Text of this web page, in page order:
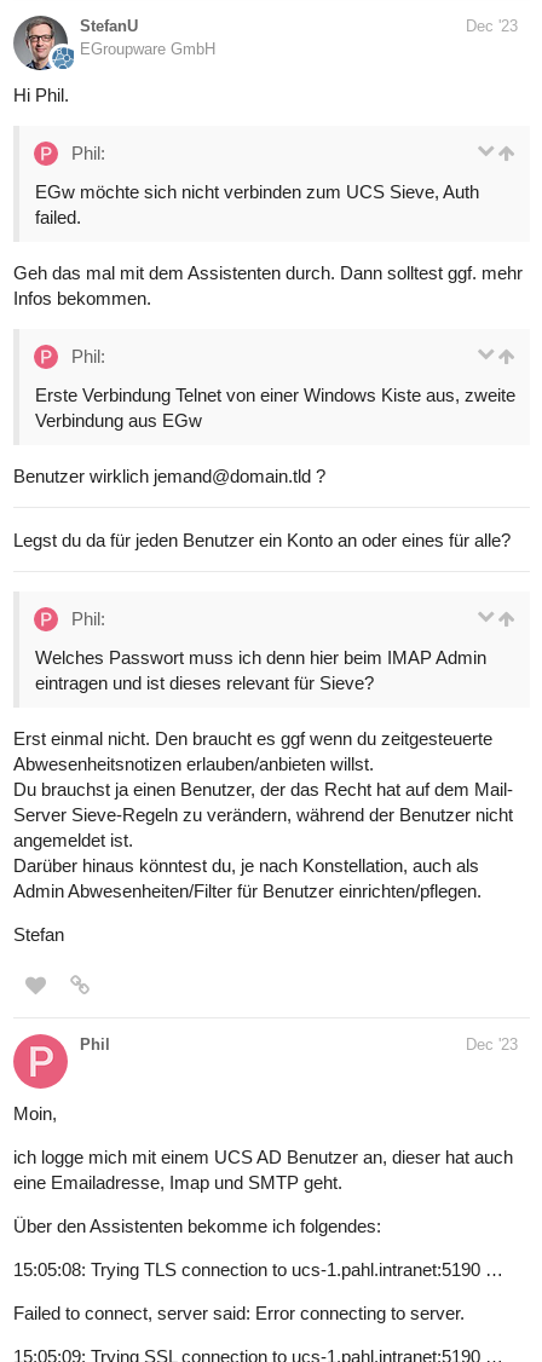
StefanU
EGroupware GmbH
Dec '23
Hi Phil.
Phil:
EGw möchte sich nicht verbinden zum UCS Sieve, Auth
failed.
Geh das mal mit dem Assistenten durch. Dann solltest ggf. mehr
Infos bekommen.
Phil:
Erste Verbindung Telnet von einer Windows Kiste aus, zweite
Verbindung aus EGw
Benutzer wirklich jemand@domain.tld ?
Legst du da für jeden Benutzer ein Konto an oder eines für alle?
Phil:
Welches Passwort muss ich denn hier beim IMAP Admin
eintragen und ist dieses relevant für Sieve?
Erst einmal nicht. Den braucht es ggf wenn du zeitgesteuerte
Abwesenheitsnotizen erlauben/anbieten willst.
Du brauchst ja einen Benutzer, der das Recht hat auf dem Mail-
Server Sieve-Regeln zu verändern, während der Benutzer nicht
angemeldet ist.
Darüber hinaus könntest du, je nach Konstellation, auch als
Admin Abwesenheiten/Filter für Benutzer einrichten/pflegen.
Stefan
Phil Dec '23
Moin,
ich logge mich mit einem UCS AD Benutzer an, dieser hat auch
eine Emailadresse, Imap und SMTP geht.
Über den Assistenten bekomme ich folgendes:
15:05:08: Trying TLS connection to ucs-1.pahl.intranet:5190 …
Failed to connect, server said: Error connecting to server.
15:05:09: Trying SSL connection to ucs-1.pahl.intranet:5190 …